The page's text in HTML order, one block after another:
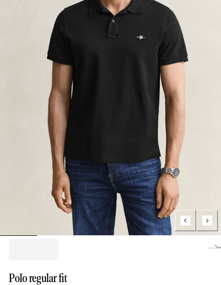
Polo regular fit